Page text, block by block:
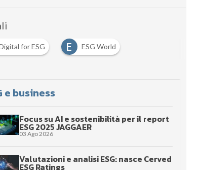
for ESG E ESG World
e business
Focus su AI e sostenibilità per il report
ESG 2025 JAGGAER
03 Ago 2026
Valutazioni e analisi ESG: nasce Cerved
ESG Ratings